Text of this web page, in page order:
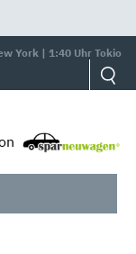
York | 1:40 Uhr Tokio